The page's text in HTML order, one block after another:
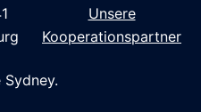
Unsere
Kooperationspartner